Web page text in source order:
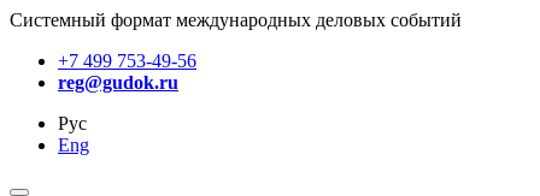
Системный формат международных деловых событий
+7 499 753-49-56
reg@gudok.ru
Рус
Eng